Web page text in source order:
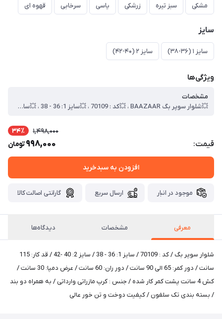
مشکی سبز تیره زرشکی یاسی سرخابی قهوه ای
سایز
سایز ۱ (۳۶-۳۸) سایز ۲ (۴۰-۴۲)
ویژگی‌ها
مشخصات
💥شلوار سوپر بگ BAAZAAR ، 💥کد : 70109 ، 💥سایز 1: 36 - 38 ، 💥سایز 2: 40 -42 ، 💥قد کار: 115 سانت ، 💥دور کمر: 65 الی 90 سانت ، 💥دور ران: 60 سانت ، 💥عرض دمپا: 30 سانت ، 💥کش 4 سانت پشت کمر کار شده ، 💥جنس : کرپ مازراتی وارداتی ، 🎯 به همراه دو بند ، 🎯بسته بندی تک سلفون ، 🎯کیفیت دوخت و تن خور عالی
قیمت:
1,498,000 34٪
998,000تومان
افزودن به سبدخرید
موجود در انبار ارسال سریع گارانتی اصالت کالا
معرفی مشخصات دیدگاه‌ها
شلوار سوپر بگ / کد : 70109 / سایز 1: 36 - 38 / سایز 2: 40 -42 / قد کار: 115
سانت / دور کمر: 65 الی 90 سانت / دور ران: 60 سانت / عرض دمپا: 30 سانت /
کش 4 سانت پشت کمر کار شده / جنس : کرپ مازراتی وارداتی / به همراه دو بند
/ بسته بندی تک سلفون / کیفیت دوخت و تن خور عالی